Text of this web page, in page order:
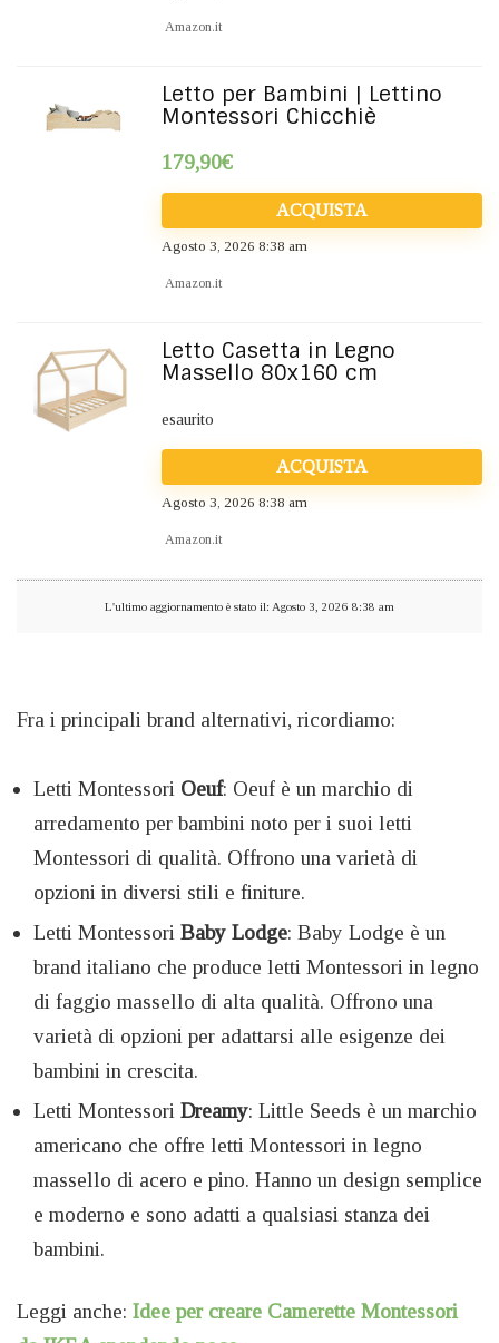
Amazon.it
Letto per Bambini | Lettino
Montessori Chicchiè
179,90€
ACQUISTA
Agosto 3, 2026 8:38 am
Amazon.it
Letto Casetta in Legno
Massello 80x160 cm
esaurito
ACQUISTA
Agosto 3, 2026 8:38 am
Amazon.it
L'ultimo aggiornamento è stato il: Agosto 3, 2026 8:38 am
Fra i principali brand alternativi, ricordiamo:
Letti Montessori Oeuf: Oeuf è un marchio di
arredamento per bambini noto per i suoi letti
Montessori di qualità. Offrono una varietà di
opzioni in diversi stili e finiture.
Letti Montessori Baby Lodge: Baby Lodge è un
brand italiano che produce letti Montessori in legno
di faggio massello di alta qualità. Offrono una
varietà di opzioni per adattarsi alle esigenze dei
bambini in crescita.
Letti Montessori Dreamy: Little Seeds è un marchio
americano che offre letti Montessori in legno
massello di acero e pino. Hanno un design semplice
e moderno e sono adatti a qualsiasi stanza dei
bambini.
Leggi anche: Idee per creare Camerette Montessori